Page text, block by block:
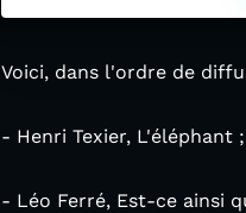
Voici, dans l'ordre de
- Henri Texier, L'éléphant ;
- Léo Ferré, Est-ce ainsi